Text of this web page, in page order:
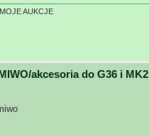
AUKCJE
akcesoria do G36 i MK2